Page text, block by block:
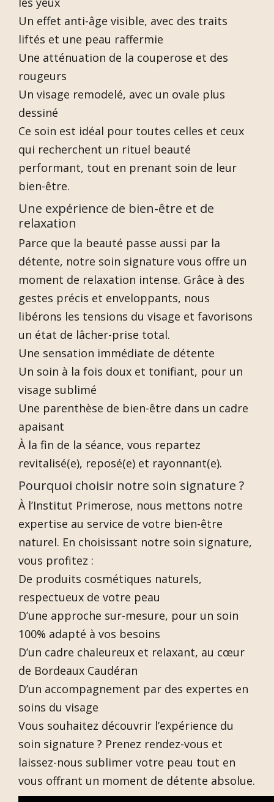
Un effet anti-âge visible, avec des traits
liftés et une peau raffermie
Une atténuation de la couperose et des
rougeurs
Un visage remodelé, avec un ovale plus
dessiné
Ce soin est idéal pour toutes celles et ceux
qui recherchent un rituel beauté
performant, tout en prenant soin de leur
bien-être.
Une expérience de bien-être et de
relaxation
Parce que la beauté passe aussi par la
détente, notre soin signature vous offre un
moment de relaxation intense. Grâce à des
gestes précis et enveloppants, nous
libérons les tensions du visage et favorisons
un état de lâcher-prise total.
Une sensation immédiate de détente
Un soin à la fois doux et tonifiant, pour un
visage sublimé
Une parenthèse de bien-être dans un cadre
apaisant
À la fin de la séance, vous repartez
revitalisé(e), reposé(e) et rayonnant(e).
Pourquoi choisir notre soin signature ?
À l’Institut Primerose, nous mettons notre
expertise au service de votre bien-être
naturel. En choisissant notre soin signature,
vous profitez :
De produits cosmétiques naturels,
respectueux de votre peau
D’une approche sur-mesure, pour un soin
100% adapté à vos besoins
D’un cadre chaleureux et relaxant, au cœur
de Bordeaux Caudéran
D’un accompagnement par des expertes en
soins du visage
Vous souhaitez découvrir l’expérience du
soin signature ? Prenez rendez-vous et
laissez-nous sublimer votre peau tout en
vous offrant un moment de détente absolue.